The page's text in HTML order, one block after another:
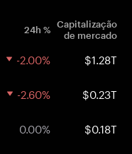
24h % Capitalização
de mercado
-2.00% $1.28T
-2.60% $0.23T
0.00% $0.18T